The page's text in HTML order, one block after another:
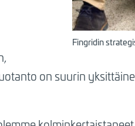
Fingridin
on suurin